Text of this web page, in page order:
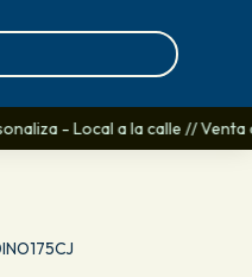
- Local a la calle // Venta